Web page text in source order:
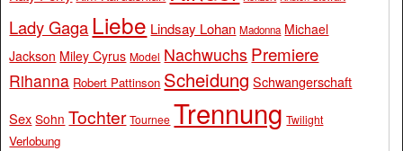
Lady Gaga Liebe Lindsay Lohan Madonna Michael
Jackson Miley Cyrus Model Nachwuchs Premiere
Rihanna Robert Pattinson Scheidung Schwangerschaft
Sex Sohn Tochter Tournee Trennung Twilight
Verlobung